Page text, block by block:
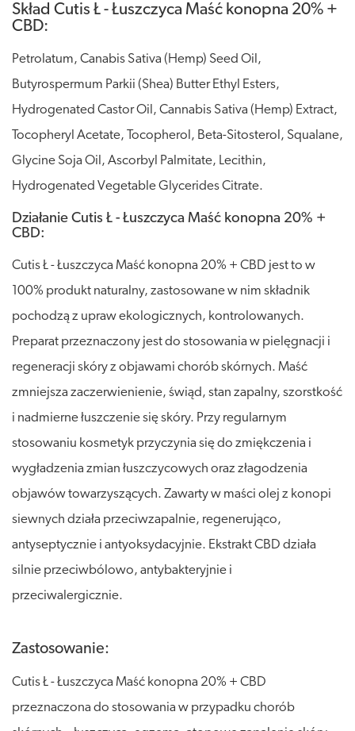
Skład Cutis Ł - Łuszczyca Maść konopna 20% +
CBD:
Petrolatum, Canabis Sativa (Hemp) Seed Oil,
Butyrospermum Parkii (Shea) Butter Ethyl Esters,
Hydrogenated Castor Oil, Cannabis Sativa (Hemp) Extract,
Tocopheryl Acetate, Tocopherol, Beta-Sitosterol, Squalane,
Glycine Soja Oil, Ascorbyl Palmitate, Lecithin,
Hydrogenated Vegetable Glycerides Citrate.
Działanie Cutis Ł - Łuszczyca Maść konopna 20% +
CBD:
Cutis Ł - Łuszczyca Maść konopna 20% + CBD jest to w
100% produkt naturalny, zastosowane w nim składnik
pochodzą z upraw ekologicznych, kontrolowanych.
Preparat przeznaczony jest do stosowania w pielęgnacji i
regeneracji skóry z objawami chorób skórnych. Maść
zmniejsza zaczerwienienie, świąd, stan zapalny, szorstkość
i nadmierne łuszczenie się skóry. Przy regularnym
stosowaniu kosmetyk przyczynia się do zmiękczenia i
wygładzenia zmian łuszczycowych oraz złagodzenia
objawów towarzyszących. Zawarty w maści olej z konopi
siewnych działa przeciwzapalnie, regenerująco,
antyseptycznie i antyoksydacyjnie. Ekstrakt CBD działa
silnie przeciwbólowo, antybakteryjnie i
przeciwalergicznie.
Zastosowanie:
Cutis Ł - Łuszczyca Maść konopna 20% + CBD
przeznaczona do stosowania w przypadku chorób